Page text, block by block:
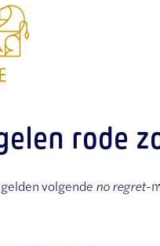
rode
volgende no regret-